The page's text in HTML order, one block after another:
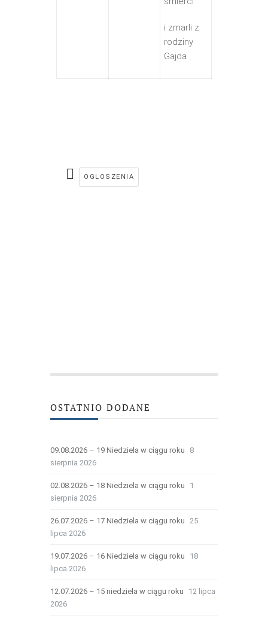
i zmarli z
rodziny
Gajda
OGLOSZENIA
OSTATNIO DODANE
09.08.2026 – 19 Niedziela w ciągu roku
8
sierpnia 2026
02.08.2026 – 18 Niedziela w ciągu roku
1
sierpnia 2026
26.07.2026 – 17 Niedziela w ciągu roku
25
lipca 2026
19.07.2026 – 16 Niedziela w ciągu roku
18
lipca 2026
12.07.2026 – 15 niedziela w ciągu roku
12 lipca
2026